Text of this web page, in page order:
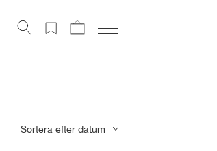
Konstnyheter
Sortera efter datum